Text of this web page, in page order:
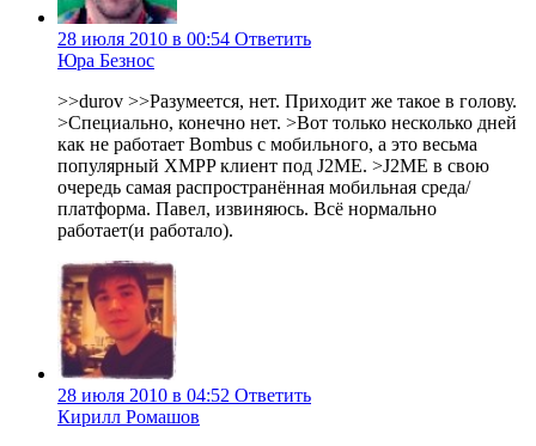
28 июля 2010 в 00:54 Ответить
Юра Безнос
>>durov >>Разумеется, нет. Приходит же такое в голову.
>Специально, конечно нет. >Вот только несколько дней
как не работает Bombus с мобильного, а это весьма
популярный XMPP клиент под J2ME. >J2ME в свою
очередь самая распространённая мобильная среда/
платформа. Павел, извиняюсь. Всё нормально
работает(и работало).
28 июля 2010 в 04:52 Ответить
Киpилл Рoмaшoв